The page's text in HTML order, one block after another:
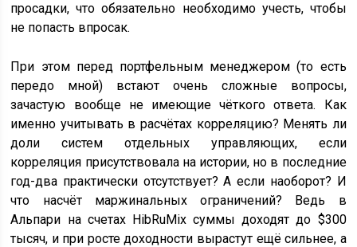
просадки, что обязательно необходимо учесть, чтобы
не попасть впросак.
При этом перед портфельным менеджером (то есть
передо мной) встают очень сложные вопросы,
зачастую вообще не имеющие чёткого ответа. Как
именно учитывать в расчётах корреляцию? Менять ли
доли систем отдельных управляющих, если
корреляция присутствовала на истории, но в последние
год-два практически отсутствует? А если наоборот? И
что насчёт маржинальных ограничений? Ведь в
Альпари на счетах HibRuMix суммы доходят до $300
тысяч, и при росте доходности вырастут ещё сильнее, а